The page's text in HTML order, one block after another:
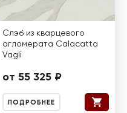
Слэб из кварцевого
агломерата Calacatta
Vagli
от 55 325 ₽
ПОДРОБНЕЕ